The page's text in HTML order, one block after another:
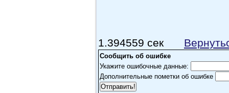
1.394559 сек
Сообщить об ошибке
Укажите ошибочные данные:
Дополнительные пометки об ошибке